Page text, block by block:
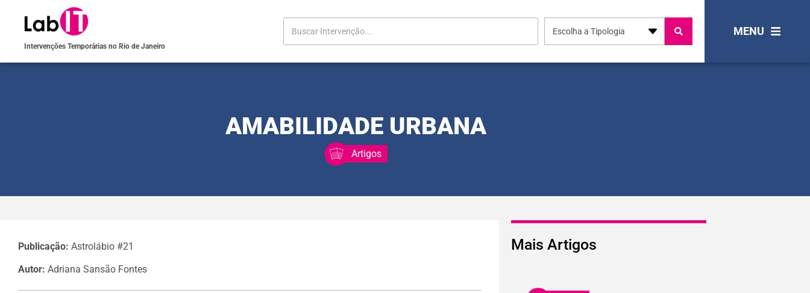
Intervenções Temporárias no Rio de Janeiro
Escolha a Tipologia MENU
AMABILIDADE URBANA
Artigos
Publicação: Astrolábio #21
Autor: Adriana Sansão Fontes
Mais Artigos